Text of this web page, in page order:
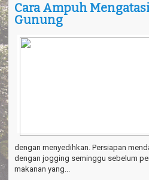
Cara Ampuh
Gunung
dengan menyedihkan. Persiapan
dengan jogging seminggu sebelum
makanan yang...